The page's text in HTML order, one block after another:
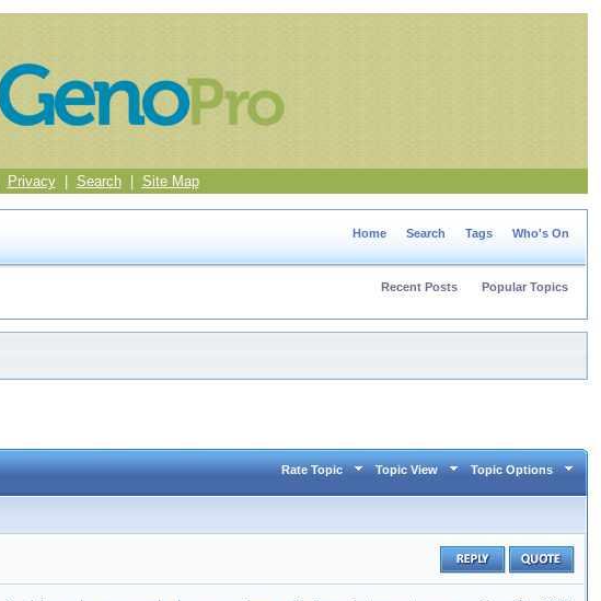
Privacy| Search| Site Map
Home Search Tags Who's On
Recent Posts Popular Topics
Rate Topic Topic View Topic Options